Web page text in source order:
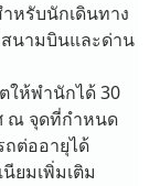
หรับนักเดินทาง
นามบินและด่าน
ให้พำนักได้ 30
ณ จุดที่กำหนด
ถต่ออายุได้
ยมเพิ่มเติม